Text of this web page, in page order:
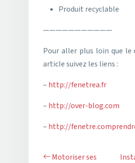
Produit recyclable
———————————
Pour aller plus loin que le
article suivez les liens :
– http://fenetrea.fr
– http://over-blog.com
– http://
Motoriser ses